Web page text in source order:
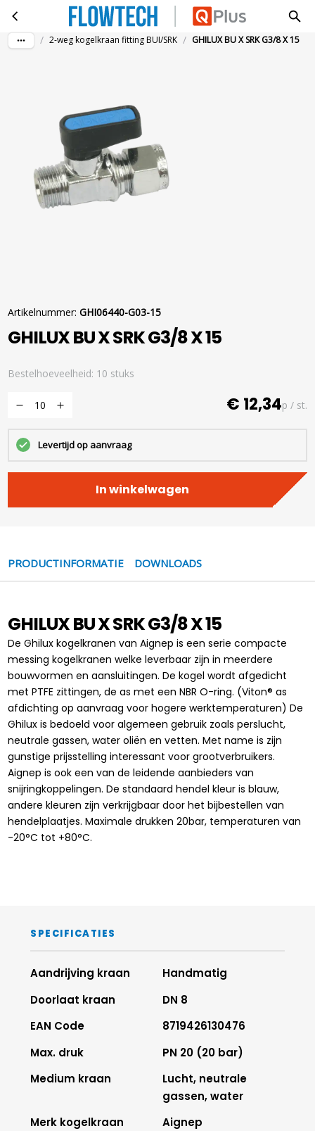
Ga naar hoofdinhoudGHILUX BU X SRK G3/8 X 15
/ 2-weg kogelkraan fitting BUI/SRK / GHILUX BU X SRK G3/8 X 15
Artikelnummer: GHI06440-G03-15
GHILUX BU X SRK G3/8 X 15
Bestelhoeveelheid: 10 stuks
€ 12,34p / st.
Levertijd op aanvraag
In winkelwagen
PRODUCTINFORMATIE DOWNLOADS
GHILUX BU X SRK G3/8 X 15
De Ghilux kogelkranen van Aignep is een serie compacte
messing kogelkranen welke leverbaar zijn in meerdere
bouwvormen en aansluitingen. De kogel wordt afgedicht
met PTFE zittingen, de as met een NBR O-ring. (Viton® as
afdichting op aanvraag voor hogere werktemperaturen) De
Ghilux is bedoeld voor algemeen gebruik zoals perslucht,
neutrale gassen, water oliën en vetten. Met name is zijn
gunstige prijsstelling interessant voor grootverbruikers.
Aignep is ook een van de leidende aanbieders van
snijringkoppelingen. De standaard hendel kleur is blauw,
andere kleuren zijn verkrijgbaar door het bijbestellen van
hendelplaatjes. Maximale drukken 20bar, temperaturen van
-20°C tot +80°C.
SPECIFICATIES
Aandrijving kraan
Handmatig
Doorlaat kraan
DN 8
EAN Code
8719426130476
Max. druk
PN 20 (20 bar)
Medium kraan
Lucht, neutrale
gassen, water
Merk kogelkraan
Aignep